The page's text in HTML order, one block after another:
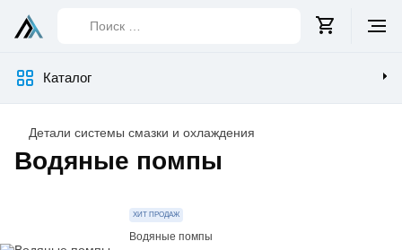
Каталог
Поиск
Детали системы смазки и охлаждения
Водяные помпы
Водяные помпы
ХИТ ПРОДАЖ